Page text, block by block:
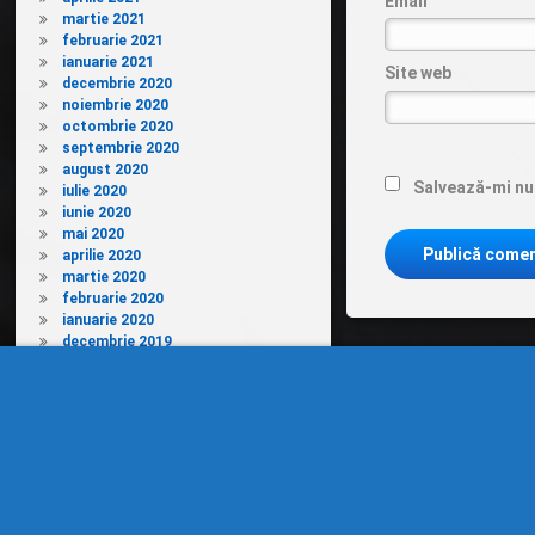
Site web
Salvează-mi
martie 2021
februarie 2021
ianuarie 2021
decembrie 2020
noiembrie 2020
octombrie 2020
septembrie 2020
august 2020
iulie 2020
iunie 2020
mai 2020
aprilie 2020
martie 2020
februarie 2020
ianuarie 2020
decembrie 2019